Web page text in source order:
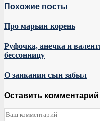
Похожие посты
Про марьин корень
Руфочка, анечка и
бессонницу
О заикании сын забыл
Оставить комментарий